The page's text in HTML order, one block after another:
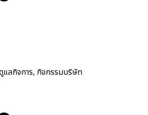
ลกิจการ, กิจกรรมบริษัท